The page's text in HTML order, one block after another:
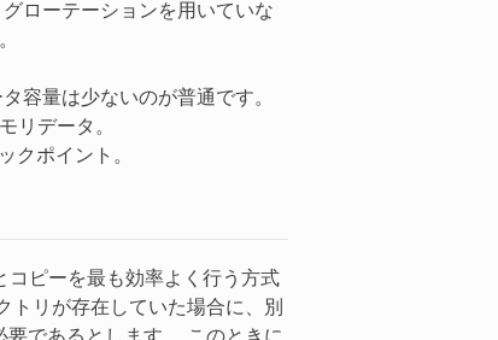
ローテーションを用いていな
容量は少ないのが普通です。
リデータ。
クポイント。
ピーを最も効率よく行う方式
トリが存在していた場合に、別